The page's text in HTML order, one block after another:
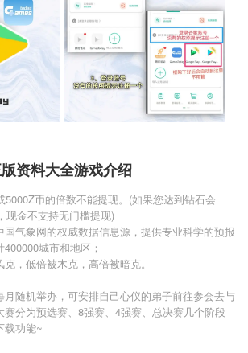
资料大全游戏介绍
5000Z币的倍数不能提现。(如果您达到钻石会
现金不支持无门槛提现)
气象网的权威数据信息源，提供专业科学的预报
城市和地区；
，低倍被木克，高倍被暗克。
月随机举办，可安排自己心仪的弟子前往参会去与
分为预选赛、8强赛、4强赛、总决赛几个阶段
载功能~